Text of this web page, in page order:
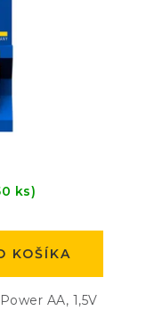
ks)
KOŠÍKA
AA, 1,5V